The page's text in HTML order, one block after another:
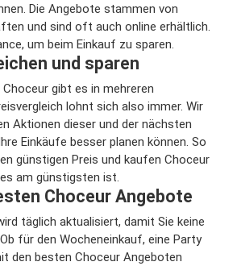
Die Angebote stammen von
und sind oft auch online erhältlich.
um beim Einkauf zu sparen.
und sparen
gibt es in mehreren
lohnt sich also immer. Wir
Aktionen dieser und der nächsten
Einkäufe besser planen können. So
günstigen Preis und kaufen Choceur
am günstigsten ist.
Choceur Angebote
täglich aktualisiert, damit Sie keine
für den Wocheneinkauf, eine Party
den besten Choceur Angeboten